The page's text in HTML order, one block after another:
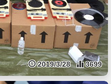
2019/3/28 3699